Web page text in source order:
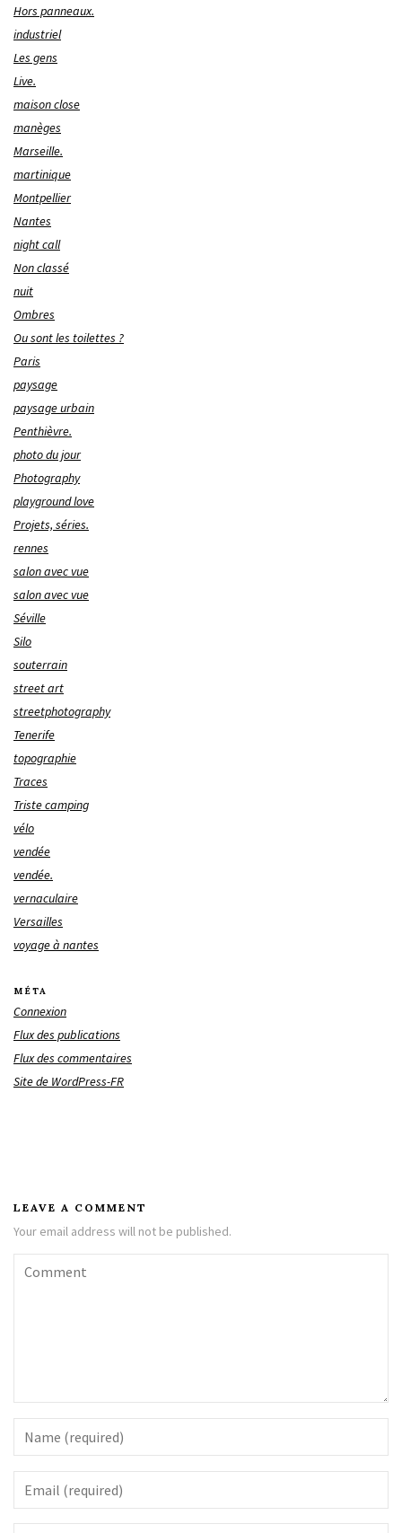
Hors panneaux.
industriel
Les gens
Live.
maison close
manèges
Marseille.
martinique
Montpellier
Nantes
night call
Non classé
nuit
Ombres
Ou sont les toilettes ?
Paris
paysage
paysage urbain
Penthièvre.
photo du jour
Photography
playground love
Projets, séries.
rennes
salon avec vue
salon avec vue
Séville
Silo
souterrain
street art
streetphotography
Tenerife
topographie
Traces
Triste camping
vélo
vendée
vendée.
vernaculaire
Versailles
voyage à nantes
MÉTA
Connexion
Flux des publications
Flux des commentaires
Site de WordPress-FR
LEAVE A COMMENT
Your email address will not be published.